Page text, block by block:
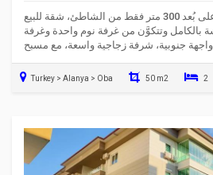
في منطقة أوبا غول، وعلى بُعد 300 متر فقط من الشاطئ، شقة للبيع
50 م² مفروشة بالكامل وتتكوَّن من غرفة نوم واحدة وغرفة
جنوبية، شرفة زجاجية واسعة، مع مسبح
Turkey > Alanya > Oba 50 m2 2